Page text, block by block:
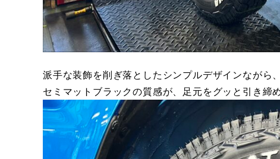
派手な装飾を削ぎ落としたシンプルデザインながら
セミマットブラックの質感が、足元をグッと引き締